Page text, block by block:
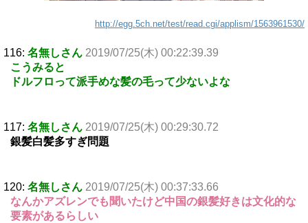
http://egg.5ch.net/test/read.cgi/applism/1563961530/
116: 名無しさん 2019/07/25(木) 00:22:39.39
こうみると
ドルフロって派手めな髪の毛って少ないよな
117: 名無しさん 2019/07/25(木) 00:29:30.72
銀髪白髪多すぎ問題
120: 名無しさん 2019/07/25(木) 00:37:33.66
なんかアズレンでも聞いたけど中国の銀髪好きは文化的な
要素があるらしい